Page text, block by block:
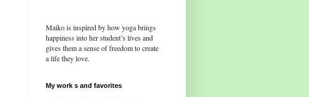
Maiko is inspired by how yoga brings
happiness into her student’s lives and
gives them a sense of freedom to create
a life they love.
My work s and favorites